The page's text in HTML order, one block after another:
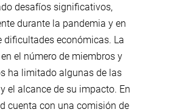
desafíos significativos,
durante la pandemia y en
dificultades económicas. La
el número de miembros y
ha limitado algunas de las
el alcance de su impacto. En
cuenta con una comisión de